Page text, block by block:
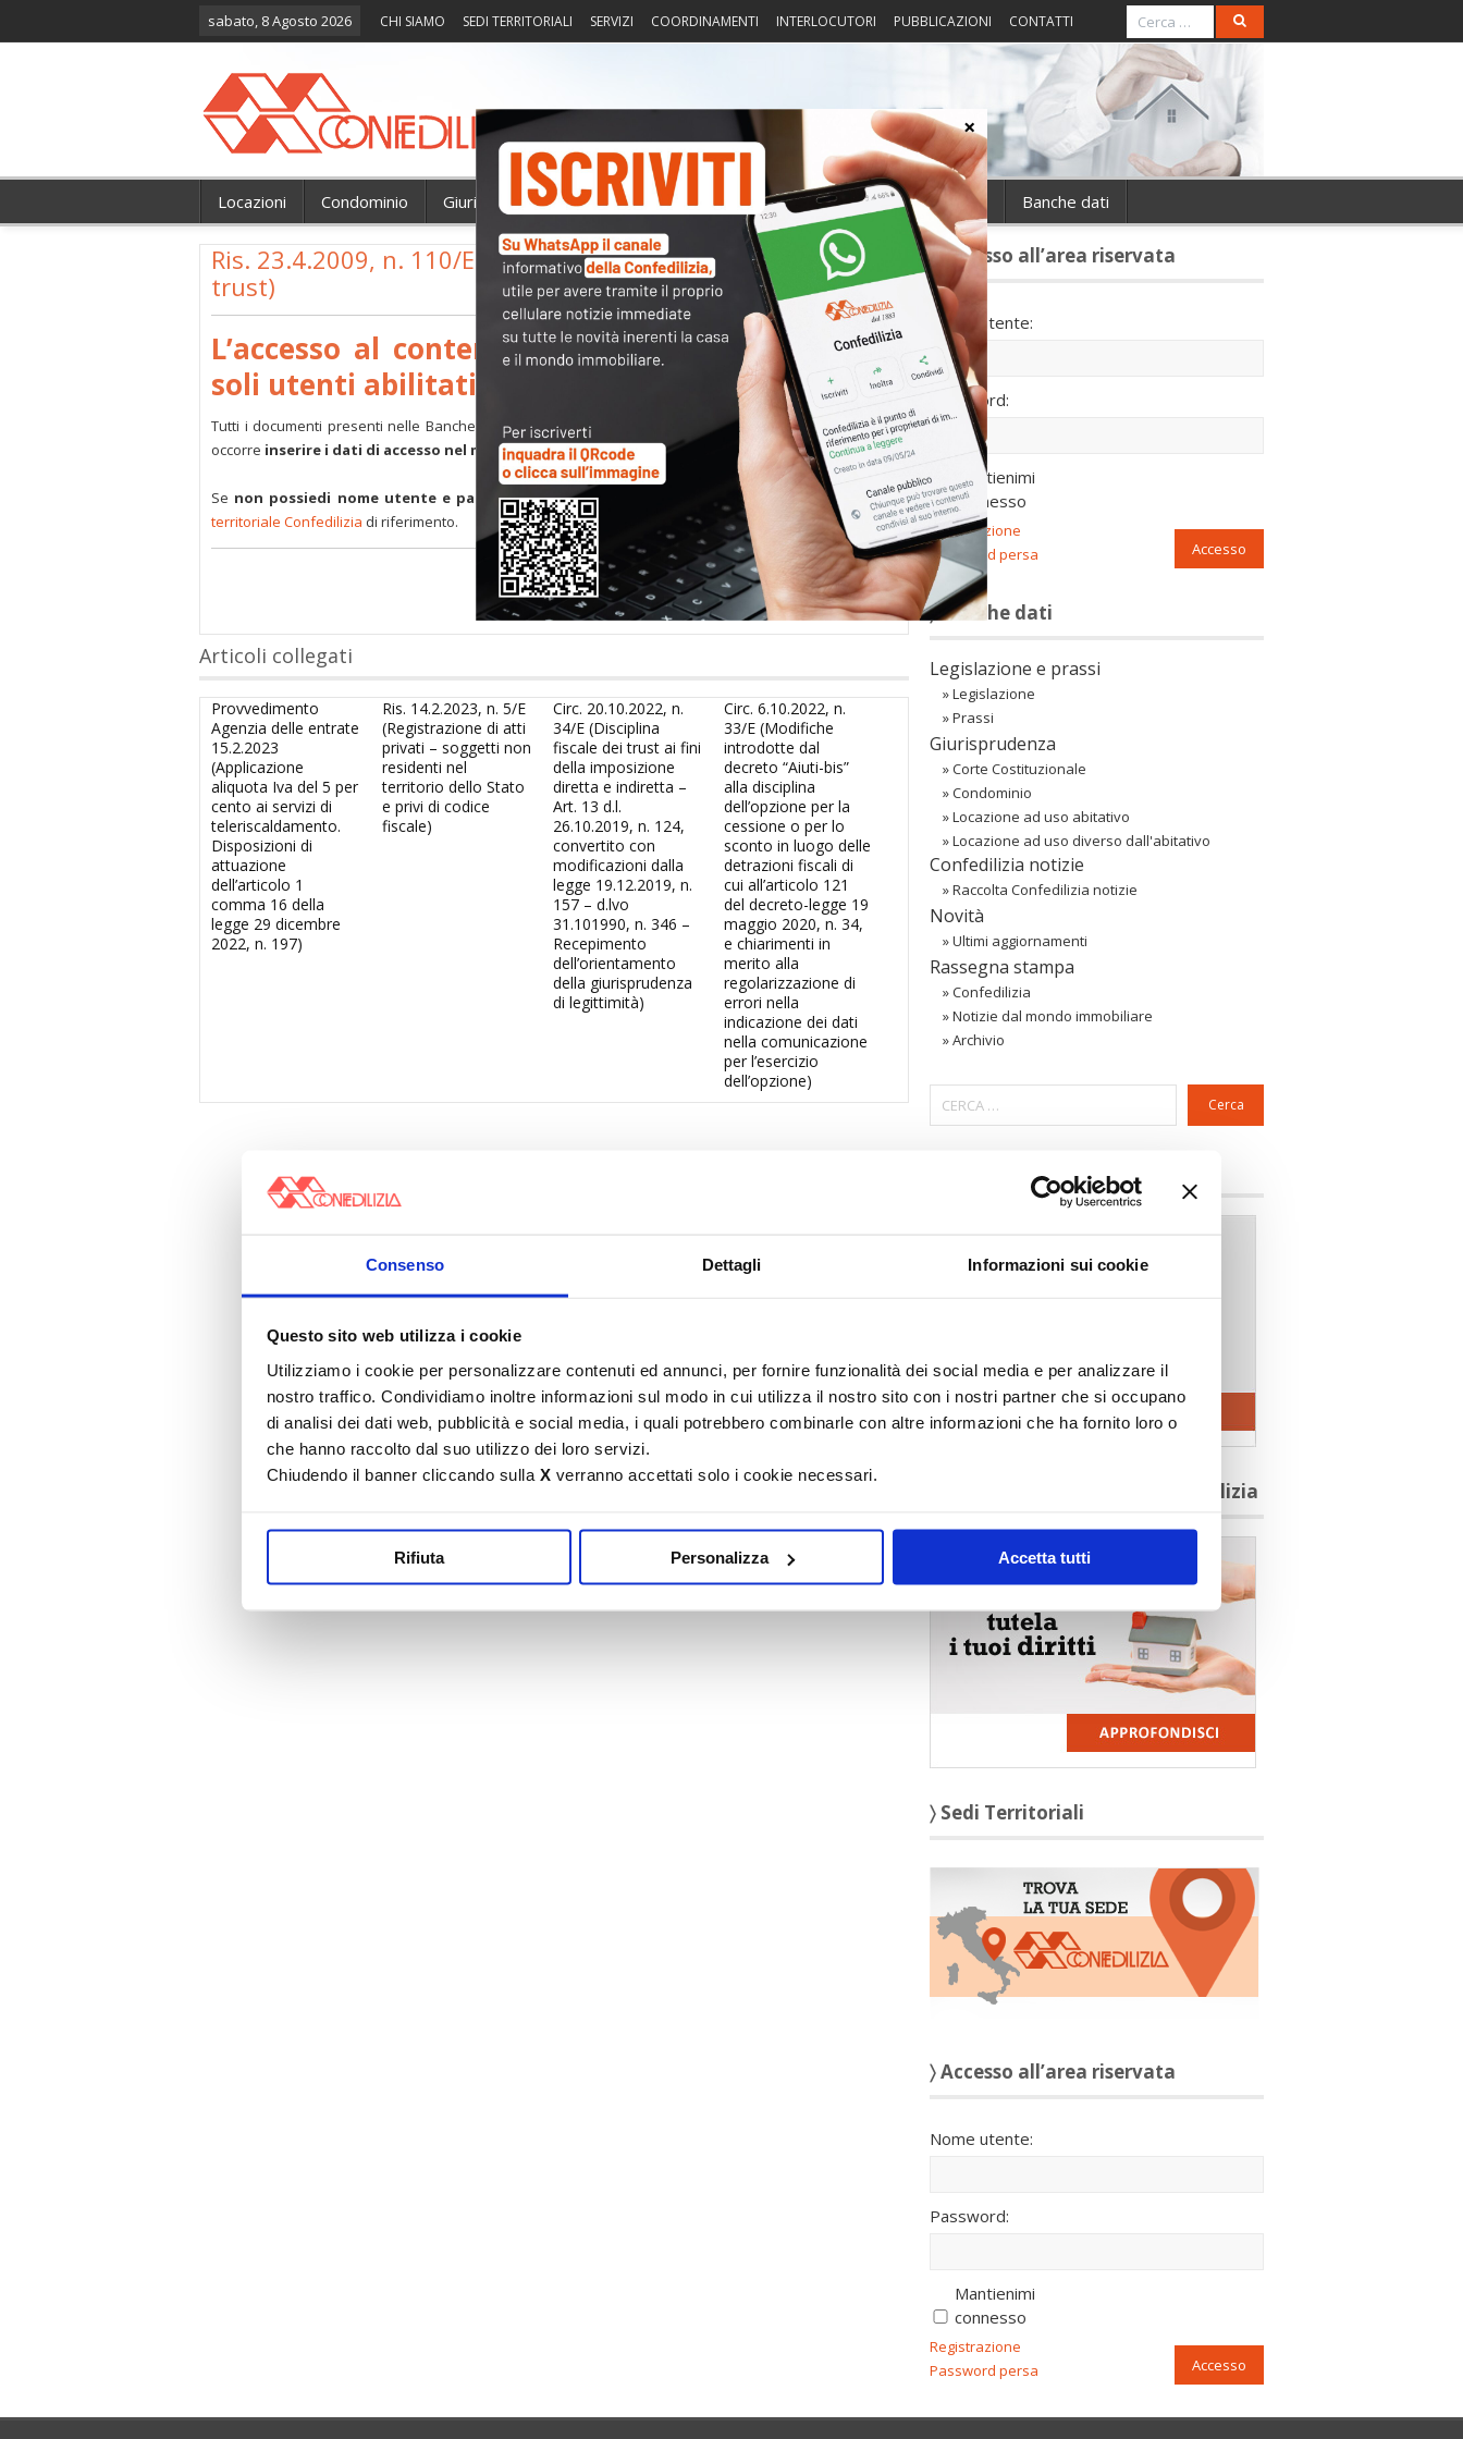
Consenso Dettagli Informazioni sui cookie
Questo sito web utilizza i cookie
Utilizziamo i cookie per personalizzare contenuti ed annunci, per fornire funzionalità dei social media e per analizzare il
nostro traffico. Condividiamo inoltre informazioni sul modo in cui utilizza il nostro sito con i nostri partner che si occupano
di analisi dei dati web, pubblicità e social media, i quali potrebbero combinarle con altre informazioni che ha fornito loro o
che hanno raccolto dal suo utilizzo dei loro servizi.
Chiudendo il banner cliccando sulla X verranno accettati solo i cookie necessari.
Rifiuta Personalizza Accetta tutti
sabato, 8 Agosto 2026 CHI SIAMO SEDI TERRITORIALI SERVIZI COORDINAMENTI INTERLOCUTORI PUBBLICAZIONI CONTATTI
Locazioni Condominio Giurisprudenza Fisco Portierato Intorno alla casa Notizie Banche dati
Ris. 23.4.2009, n. 110/E (disciplina fiscale applicabile al
trust)
L’accesso al contenuto completo è riservato ai
soli utenti abilitati.
Tutti i documenti presenti nelle Banche dati sonoa disposizione dei socima per poterli consultare
occorre inserire i dati di accesso nel modulo a destra della pagina .
Se non possiedi nome utente e passwordoppure li hai richiedili alla tua
Associazione
territoriale Confedilizia di riferimento.
Articoli collegati
Provvedimento
Agenzia delle entrate
15.2.2023
(Applicazione
aliquota Iva del 5 per
cento ai servizi di
teleriscaldamento.
Disposizioni di
attuazione
dell’articolo 1
comma 16 della
legge 29 dicembre
2022, n. 197)
Ris. 14.2.2023, n. 5/E
(Registrazione di atti
privati – soggetti non
residenti nel
territorio dello Stato
e privi di codice
fiscale)
Circ. 20.10.2022, n.
34/E (Disciplina
fiscale dei trust ai fini
della imposizione
diretta e indiretta –
Art. 13 d.l.
26.10.2019, n. 124,
convertito con
modificazioni dalla
legge 19.12.2019, n.
157 – d.lvo
31.101990, n. 346 –
Recepimento
dell’orientamento
della giurisprudenza
di legittimità)
Circ. 6.10.2022, n.
33/E (Modifiche
introdotte dal
decreto “Aiuti-bis”
alla disciplina
dell’opzione per la
cessione o per lo
sconto in luogo delle
detrazioni fiscali di
cui all’articolo 121
del decreto-legge 19
maggio 2020, n. 34,
e chiarimenti in
merito alla
regolarizzazione di
errori nella
indicazione dei dati
nella comunicazione
per l’esercizio
dell’opzione)
〉 Accesso all’area riservata
Nome utente:
Password:
Mantienimi
connesso
Accesso
Registrazione
Password persa
〉 Banche dati
Legislazione e prassi
»Legislazione
»Prassi
Giurisprudenza
»Corte Costituzionale
»Condominio
»Locazione ad uso abitativo
»Locazione ad uso diverso dall'abitativo
Confedilizia notizie
»Raccolta Confedilizia notizie
Novità
»Ultimi aggiornamenti
Rassegna stampa
»Confedilizia
»Notizie dal mondo immobiliare
»Archivio
Cerca
〉 Area riservata Associazioni
〉 5 ragioni per aderire a Confedilizia
〉 Sedi Territoriali
〉 Accesso all’area riservata
Nome utente:
Password:
Mantienimi
connesso
Accesso
Registrazione
Password persa